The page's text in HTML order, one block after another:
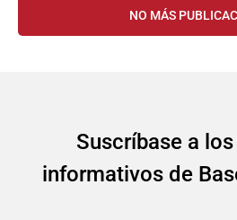
NO MÁS
Suscríbase a
informativos de